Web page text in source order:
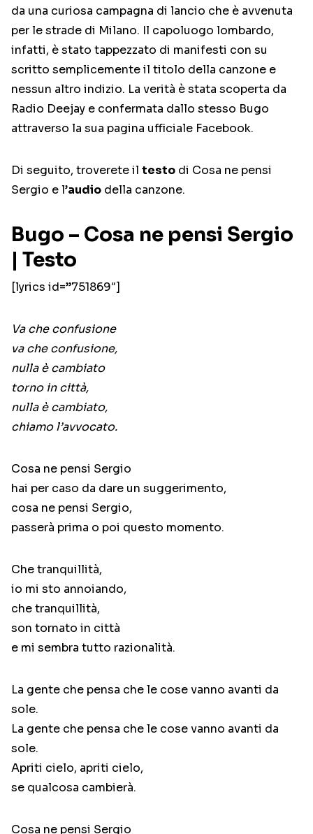
da una curiosa campagna di lancio che è avvenuta
per le strade di Milano. Il capoluogo lombardo,
infatti, è stato tappezzato di manifesti con su
scritto semplicemente il titolo della canzone e
nessun altro indizio. La verità è stata scoperta da
Radio Deejay e confermata dallo stesso Bugo
attraverso la sua pagina ufficiale Facebook.
Di seguito, troverete il testo di Cosa ne pensi
Sergio e l’audio della canzone.
Bugo – Cosa ne pensi Sergio
| Testo
[lyrics id=”751869″]
Va che confusione
va che confusione,
nulla è cambiato
torno in città,
nulla è cambiato,
chiamo l’avvocato.
Cosa ne pensi Sergio
hai per caso da dare un suggerimento,
cosa ne pensi Sergio,
passerà prima o poi questo momento.
Che tranquillità,
io mi sto annoiando,
che tranquillità,
son tornato in città
e mi sembra tutto razionalità.
La gente che pensa che le cose vanno avanti da
sole.
La gente che pensa che le cose vanno avanti da
sole.
Apriti cielo, apriti cielo,
se qualcosa cambierà.
Cosa ne pensi Sergio